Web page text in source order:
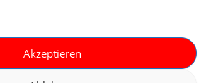
Akzeptieren